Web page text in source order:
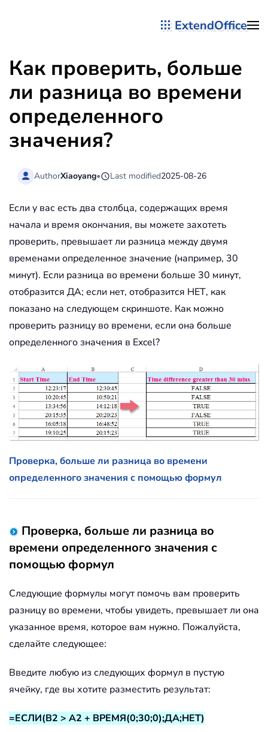
ExtendOffice
Как проверить, больше
ли разница во времени
определенного
значения?
AuthorXiaoyang• Last modified2025-08-26
Если у вас есть два столбца, содержащих время
начала и время окончания, вы можете захотеть
проверить, превышает ли разница между двумя
временами определенное значение (например, 30
минут). Если разница во времени больше 30 минут,
отобразится ДА; если нет, отобразится НЕТ, как
показано на следующем скриншоте. Как можно
проверить разницу во времени, если она больше
определенного значения в Excel?
Проверка, больше ли разница во времени
определенного значения с помощью формул
Проверка, больше ли разница во
времени определенного значения с
помощью формул
Следующие формулы могут помочь вам проверить
разницу во времени, чтобы увидеть, превышает ли она
указанное время, которое вам нужно. Пожалуйста,
сделайте следующее:
Введите любую из следующих формул в пустую
ячейку, где вы хотите разместить результат:
=ЕСЛИ(B2 > A2 + ВРЕМЯ(0;30;0);ДА;НЕТ)